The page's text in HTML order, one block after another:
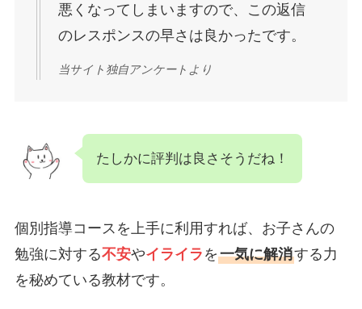
悪くなってしまいますので、この返信
のレスポンスの早さは良かったです。
当サイト独自アンケートより
たしかに評判は良さそうだね！
個別指導コースを上手に利用すれば、お子さんの
勉強に対する不安やイライラ を一気に解消する力
を秘めている教材です。